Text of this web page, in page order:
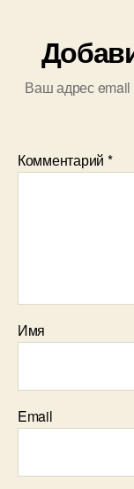
Ваш адрес email
Комментарий *
Имя
Email